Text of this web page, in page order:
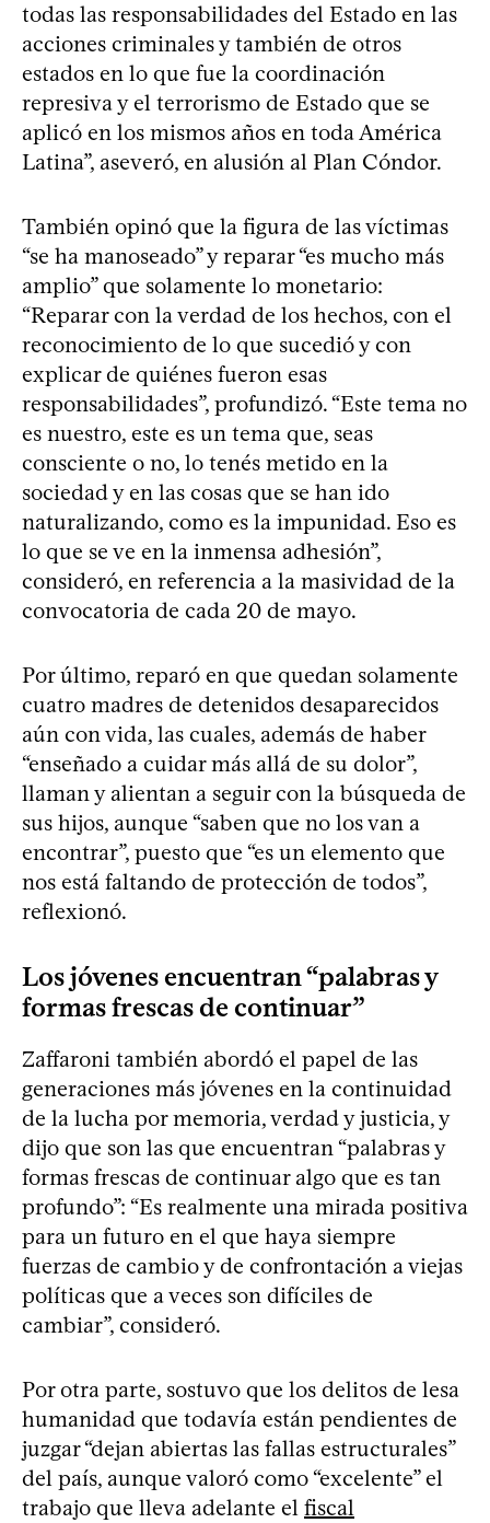
todas las responsabilidades del Estado en las
acciones criminales y también de otros
estados en lo que fue la coordinación
represiva y el terrorismo de Estado que se
aplicó en los mismos años en toda América
Latina”, aseveró, en alusión al Plan Cóndor.
También opinó que la figura de las víctimas
“se ha manoseado” y reparar “es mucho más
amplio” que solamente lo monetario:
“Reparar con la verdad de los hechos, con el
reconocimiento de lo que sucedió y con
explicar de quiénes fueron esas
responsabilidades”, profundizó. “Este tema no
es nuestro, este es un tema que, seas
consciente o no, lo tenés metido en la
sociedad y en las cosas que se han ido
naturalizando, como es la impunidad. Eso es
lo que se ve en la inmensa adhesión”,
consideró, en referencia a la masividad de la
convocatoria de cada 20 de mayo.
Por último, reparó en que quedan solamente
cuatro madres de detenidos desaparecidos
aún con vida, las cuales, además de haber
“enseñado a cuidar más allá de su dolor”,
llaman y alientan a seguir con la búsqueda de
sus hijos, aunque “saben que no los van a
encontrar”, puesto que “es un elemento que
nos está faltando de protección de todos”,
reflexionó.
Los jóvenes encuentran “palabras y
formas frescas de continuar”
Zaffaroni también abordó el papel de las
generaciones más jóvenes en la continuidad
de la lucha por memoria, verdad y justicia, y
dijo que son las que encuentran “palabras y
formas frescas de continuar algo que es tan
profundo”: “Es realmente una mirada positiva
para un futuro en el que haya siempre
fuerzas de cambio y de confrontación a viejas
políticas que a veces son difíciles de
cambiar”, consideró.
Por otra parte, sostuvo que los delitos de lesa
humanidad que todavía están pendientes de
juzgar “dejan abiertas las fallas estructurales”
del país, aunque valoró como “excelente” el
trabajo que lleva adelante el fiscal